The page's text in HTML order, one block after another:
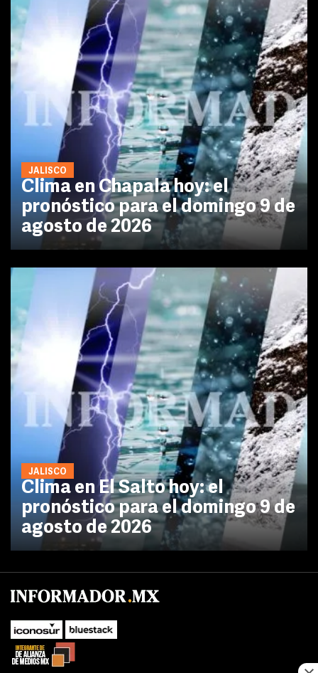
JALISCO
Clima en Chapala hoy: el
pronóstico para el domingo 9 de
agosto de 2026
JALISCO
Clima en El Salto hoy: el
pronóstico para el domingo 9 de
agosto de 2026